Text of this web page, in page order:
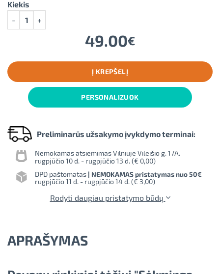
Kiekis
49.00€
Į KREPŠELĮ
PERSONALIZUOK
Preliminarūs užsakymo įvykdymo terminai:
Nemokamas atsiėmimas Vilniuje Vileišio g. 17A.
rugpjūčio 10 d. - rugpjūčio 13 d. (€ 0,00)
DPD paštomatas | NEMOKAMAS pristatymas nuo 50€
rugpjūčio 11 d. - rugpjūčio 14 d. (€ 3,00)
Rodyti daugiau pristatymo būdų
APRAŠYMAS